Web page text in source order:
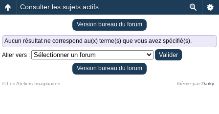
Consulter les sujets actifs
Version bureau du forum
Aucun résultat ne correspond au(x) terme(s) que vous avez spécifié(s).
Aller vers :
Version bureau du forum
© Les Ateliers Imaginaires thème par Darky